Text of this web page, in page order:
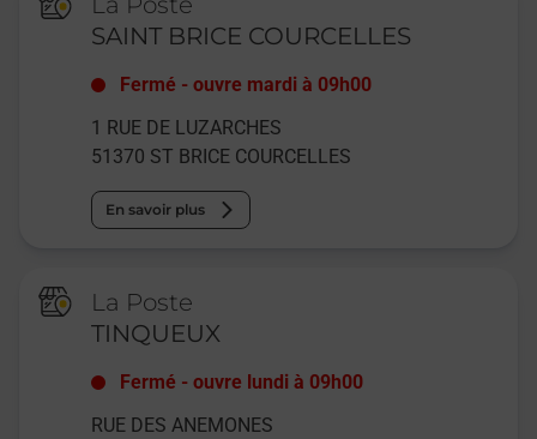
SAINT BRICE COURCELLES
Fermé -ouvre mardi à 09h00
1 RUE DE LUZARCHES
51370 ST BRICE COURCELLES
En savoir plus
La Poste
TINQUEUX
Fermé -ouvre lundi à 09h00
RUE DES ANEMONES